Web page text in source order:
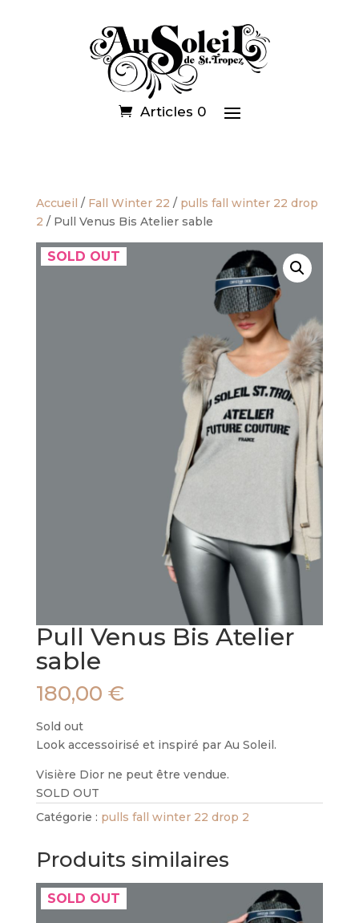
Articles 0
Accueil / Fall Winter 22 / pulls fall winter 22 drop
2 / Pull Venus Bis Atelier sable
SOLD OUT
Pull Venus Bis Atelier
sable
180,00 €
Sold out
Look accessoirisé et inspiré par Au Soleil.
Visière Dior ne peut être vendue.
SOLD OUT
Catégorie : pulls fall winter 22 drop 2
Produits similaires
SOLD OUT